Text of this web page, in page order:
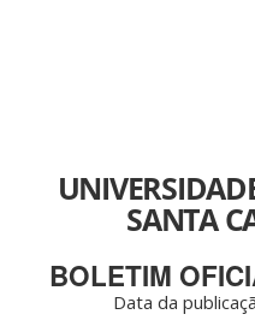
SANTA
BOLETIM
Data da